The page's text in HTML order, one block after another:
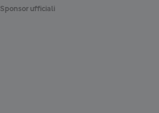
Sponsor ufficiali